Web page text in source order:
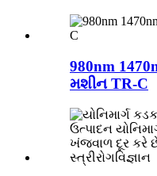
980nm
મશીન TR-C